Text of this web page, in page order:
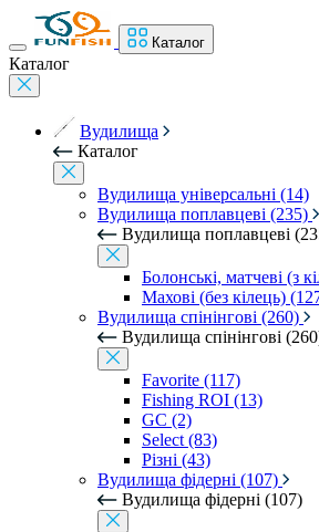
Каталог
Каталог
Вудилища
Каталог
Вудилища універсальні (14)
Вудилища поплавцеві (235)
Вудилища поплавцеві
Болонські, матчеві (з
Махові (без кілець)
Вудилища спінінгові (260)
Вудилища спінінгові
Favorite (117)
Fishing ROI (13)
GC (2)
Select (83)
Різні (43)
Вудилища фідерні (107)
Вудилища фідерні (107)